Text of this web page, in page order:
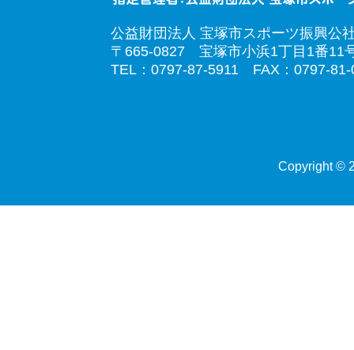
公益財団法人 宝塚市スポーツ振興公
〒665-0827 宝塚市小浜1丁目1番11
TEL：0797-87-5911 FAX：0797-81-
Copyright ©